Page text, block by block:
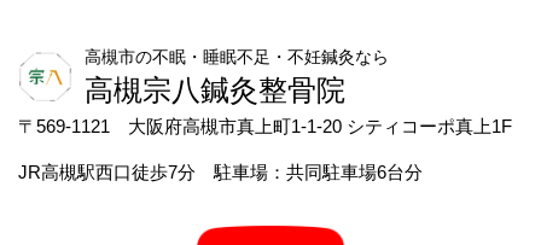
高槻市の不眠・睡眠不足・不妊鍼灸なら
高槻宗八鍼灸整骨院
〒569-1121 大阪府高槻市真上町1-1-20 シティコーポ真上1F
JR高槻駅西口徒歩7分 駐車場：共同駐車場6台分